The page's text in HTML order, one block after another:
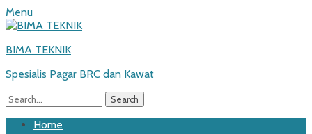
Menu
BIMA TEKNIK
Spesialis Pagar BRC dan Kawat
Search
for:
Primary
Skip
Home